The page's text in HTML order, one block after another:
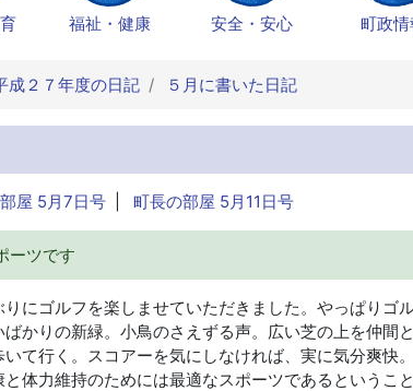
福祉・健康 安全・安心 町政情
成２７年度の日記 ５月に書いた日記
屋 5月7日号 町長の部屋 5月11日号
ーツです
にゴルフを楽しませていただきました。やっぱりゴ
かりの新緑。小鳥のさえずる声。広い芝の上を仲間
て行く。スコアーを気にしなければ、実に気分爽快。
体力維持のためには最適なスポーツであるというこ